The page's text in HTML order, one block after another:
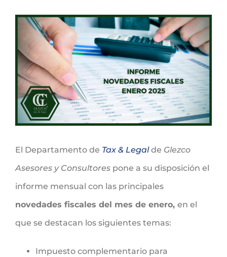
Ver
imagen
más
grande
El Departamento de Tax & Legal de Glezco
Asesores y Consultores pone a su disposición el
informe mensual con las principales
novedades fiscales del mes de enero, en el
que se destacan los siguientes temas:
Impuesto complementario para